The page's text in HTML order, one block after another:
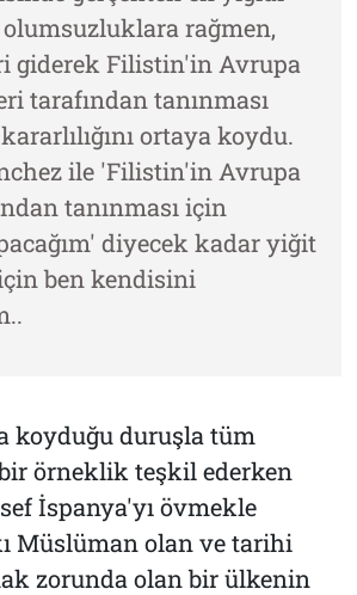
olumsuzluklara rağmen,
giderek Filistin'in Avrupa
tarafından tanınması
ortaya koydu.
ile 'Filistin'in Avrupa
tanınması için
diyecek kadar yiğit
ben kendisini
koyduğu duruşla tüm
örneklik teşkil ederken
İspanya'yı övmekle
Müslüman olan ve tarihi
zorunda olan bir ülkenin